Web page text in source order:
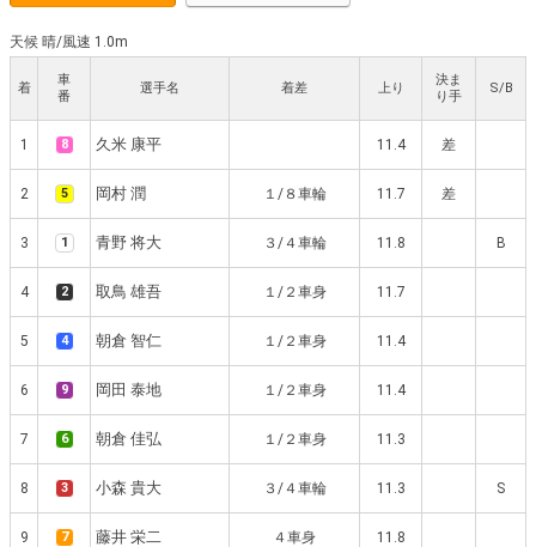
天候 晴/風速 1.0m
着
車
番
選手名 着差 上り
決ま
り手
S/B
1 8 久米 康平 11.4 差
2 5 岡村 潤 １/８車輪 11.7 差
3 1 青野 将大 ３/４車輪 11.8 B
4 2 取鳥 雄吾 １/２車身 11.7
5 4 朝倉 智仁 １/２車身 11.4
6 9 岡田 泰地 １/２車身 11.4
7 6 朝倉 佳弘 １/２車身 11.3
8 3 小森 貴大 ３/４車輪 11.3 S
9 7 藤井 栄二 ４車身 11.8